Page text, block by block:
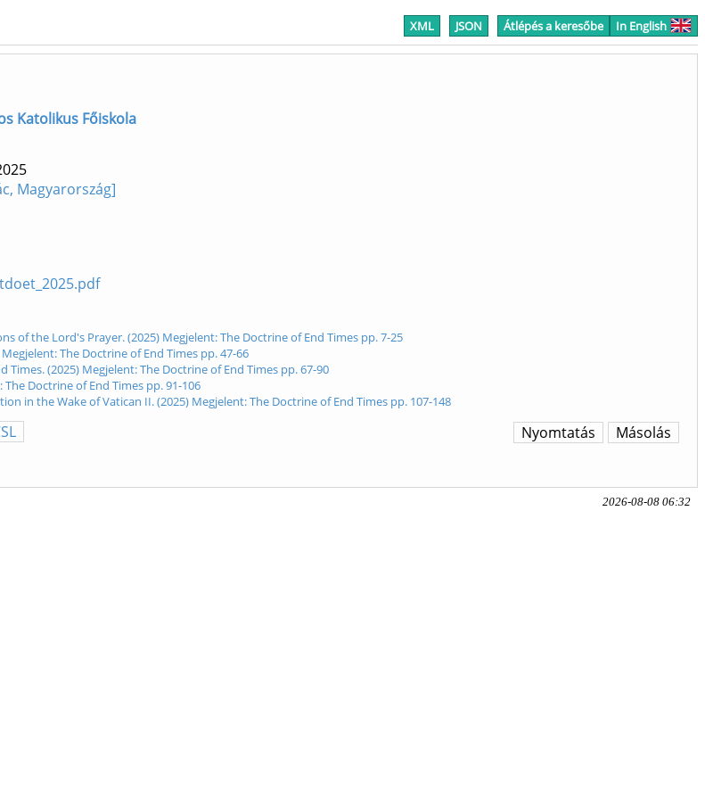
XML JSON Átlépés a keresőbe In English
Katolikus Főiskola
Magyarország]
of the Lord's Prayer. (2025) Megjelent: The Doctrine of End Times pp. 7-25
The Doctrine of End Times pp. 47-66
(2025) Megjelent: The Doctrine of End Times pp. 67-90
Doctrine of End Times pp. 91-106
in the Wake of Vatican II. (2025) Megjelent: The Doctrine of End Times pp. 107-148
Másolás
Nyomtatás
2026-08-08 06:32